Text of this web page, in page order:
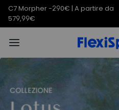
C7 Morpher -290€ | A partire da
579,99€